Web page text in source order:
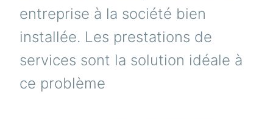
entreprise à la société bien
installée. Les prestations de
services sont la solution idéale à
ce problème